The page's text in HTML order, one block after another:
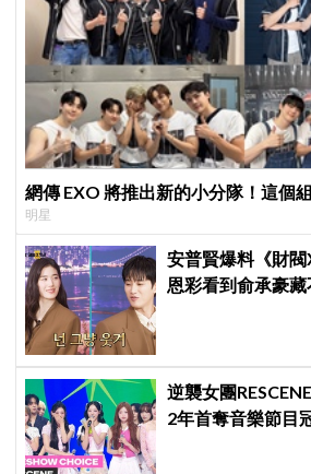
網傳 EXO 將推出新的小分隊！這個
明星
安普賢爆料《財
恩彩看到俞承豪
逆襲女團
2年首奪音樂節目